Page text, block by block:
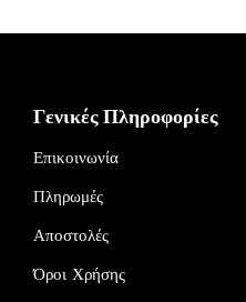
Γενικές Πληροφορίες
Επικοινωνία
Πληρωμές
Αποστολές
Όροι Χρήσης